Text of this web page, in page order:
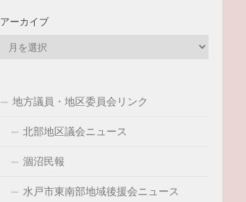
アーカイブ
地方議員・地区委員会リンク
北部地区議会ニュース
涸沼民報
水戸市東南部地域後援会ニュース